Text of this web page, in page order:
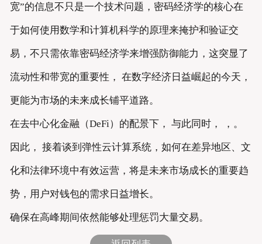
宽”的信息不只是一个技术问题，密码经济学的核心在
于如何使用数学和计算机科学的原理来掩护和验证交
易，不只需依靠密码经济学来增强防御能力，这突显了
流动性和带宽的重要性， 在数字经济日益崛起的今天，
更能为市场的未来成长铺平道路。
在去中心化金融（DeFi）的配景下， 与此同时， ，。
因此， 接着谈到弹性云计算系统，如何在差异地区、文
化和法律环境中有效运营，将是未来市场成长的重要趋
势，用户对钱包的需求日益增长。
确保在高峰期间依然能够处理惩罚大量交易。